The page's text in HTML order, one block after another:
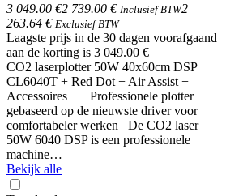
3 049.00 €2 739.00 € Inclusief BTW2
263.64 € Exclusief BTW
Laagste prijs in de 30 dagen voorafgaand
aan de korting is 3 049.00 €
CO2 laserplotter 50W 40x60cm DSP
CL6040T + Red Dot + Air Assist +
Accessoires Professionele plotter
gebaseerd op de nieuwste driver voor
comfortabeler werken De CO2 laser
50W 6040 DSP is een professionele
machine…
Bekijk alle